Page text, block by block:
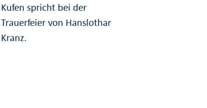
Kufen spricht bei der
Trauerfeier von Hanslothar
Kranz.